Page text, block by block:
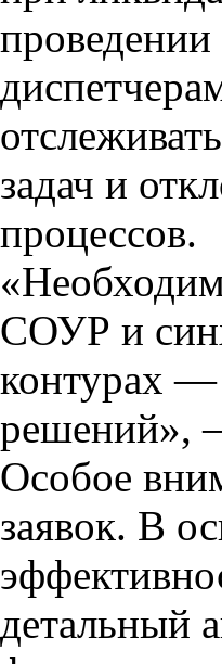
задач и
процессов.
СОУР и
контурах —
решений»,
Особое
заявок. В
детальный